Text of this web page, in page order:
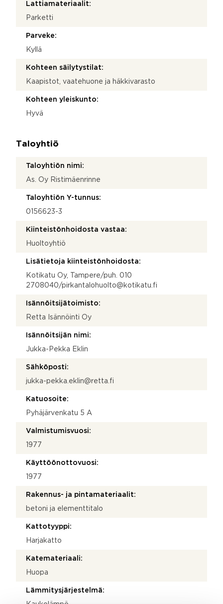
Lattiamateriaalit:
Parketti
Parveke:
Kyllä
Kohteen säilytystilat:
Kaapistot, vaatehuone ja häkkivarasto
Kohteen yleiskunto:
Hyvä
Taloyhtiö
Taloyhtiön nimi:
As. Oy Ristimäenrinne
Taloyhtiön Y-tunnus:
0156623-3
Kiinteistönhoidosta vastaa:
Huoltoyhtiö
Lisätietoja kiinteistönhoidosta:
Kotikatu Oy, Tampere/puh. 010
2708040/pirkantalohuolto@kotikatu.fi
Isännöitsijätoimisto:
Retta Isännöinti Oy
Isännöitsijän nimi:
Jukka-Pekka Eklin
Sähköposti:
jukka-pekka.eklin@retta.fi
Katuosoite:
Pyhäjärvenkatu 5 A
Valmistumisvuosi:
1977
Käyttöönottovuosi:
1977
Rakennus- ja pintamateriaalit:
betoni ja elementtitalo
Kattotyyppi:
Harjakatto
Katemateriaali:
Huopa
Lämmitysjärjestelmä: